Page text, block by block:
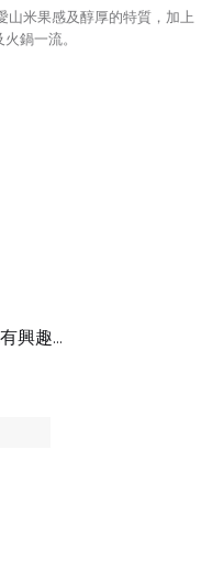
山米果感及醇厚的特質，加上
鍋一流。
興趣...